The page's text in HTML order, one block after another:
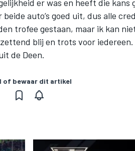
er was en heeft die kans
auto’s goed uit, dus alle
trofee gestaan, maar ik kan
blij en trots voor
de Deen.
of bewaar dit artikel